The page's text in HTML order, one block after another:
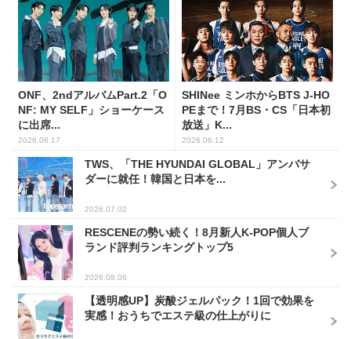
ONF、2ndアルバムPart.2「O
NF: MY SELF」ショーケース
に出席...
2026.06.17
SHINee ミンホからBTS J-HO
PEまで！7月BS・CS「日本初
放送」K...
2026.06.12
TWS、「THE HYUNDAI GLOBAL」アンバサ
ダーに就任！韓国と日本を...
2026.07.02
RESCENEの勢い続く！8月新人K-POP個人ブ
ランド評判ランキングトップ5
2026.08.06
【透明感UP】炭酸ジェルパック！1回で効果を
実感！おうちでエステ級の仕上がりに